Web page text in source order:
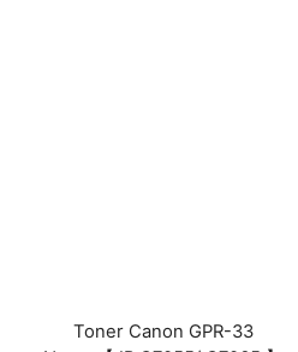
Toner Canon GPR-33